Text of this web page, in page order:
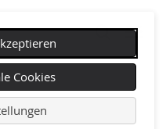
Cookies